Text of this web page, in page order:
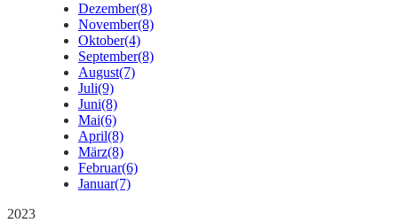
Dezember(8)
November(8)
Oktober(4)
September(8)
August(7)
Juli(9)
Juni(8)
Mai(6)
April(8)
März(8)
Februar(6)
Januar(7)
2023